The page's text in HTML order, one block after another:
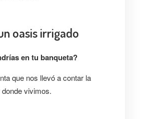
oasis irrigado
en tu banqueta?
que nos llevóa contar la
vivimos.